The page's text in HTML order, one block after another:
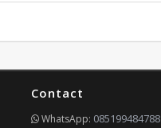
Contact
WhatsApp: 085199484788